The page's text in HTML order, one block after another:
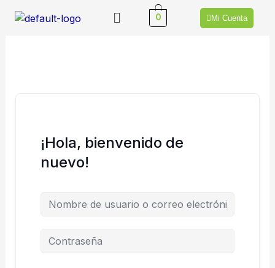
Menú 0 Mi Cuenta
¡Hola, bienvenido de
nuevo!